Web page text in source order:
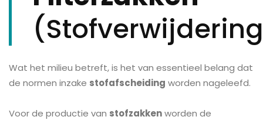
Wat het milieu betreft, is het van essentieel belang dat
de normen inzake stofafscheiding worden nageleefd.
Voor de productie van stofzakkenworden de